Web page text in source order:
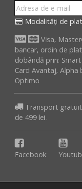
Modalități de
Visa,
bancar, ordin de
dobândă prin:
Card Avantaj, Alpha
Optimo
Transport gratuit
de 499 lei.
Facebook